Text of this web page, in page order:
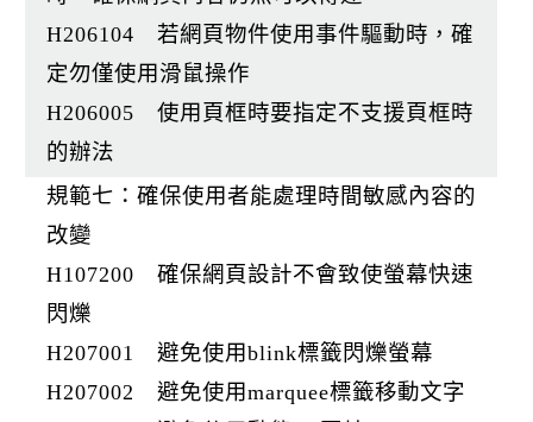
H206104 若網頁物件使用事件驅動時，確
定勿僅使用滑鼠操作
H206005 使用頁框時要指定不支援頁框時
的辦法
規範七：確保使用者能處理時間敏感內容的
改變
H107200 確保網頁設計不會致使螢幕快速
閃爍
H207001 避免使用blink標籤閃爍螢幕
H207002 避免使用marquee標籤移動文字